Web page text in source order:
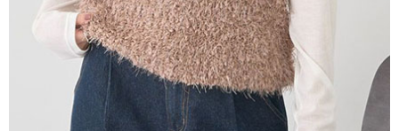
４．使用「AFTEE先享後付」時，將依據個別帳號之用戶狀況，依本公司即
時審查核予不同之上限額度；若仍有額度不足之情形，本公司將視審查結果
請求用戶進行身份認證。
５．嚴禁一人註冊多個帳號或使用他人資訊註冊。若發現惡意使用之情形，
恩沛科技股份有限公司將有權停止該用戶之使用額度並採取法律行動。
每筆NT$90，滿NT$888(含以上)免運費